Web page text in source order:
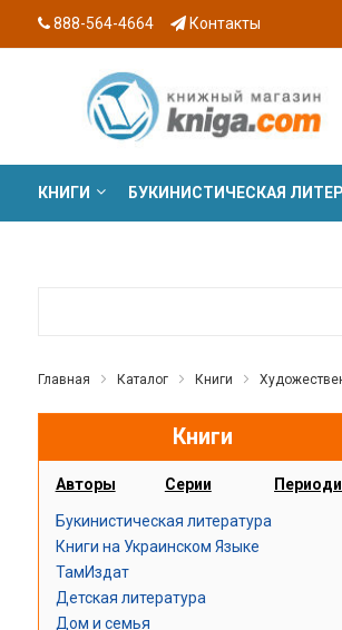
888-564-4664 Контакты
КНИГИ БУКИНИСТИЧЕСКАЯ
Главная Каталог Книги
Книги
Авторы Серии
Букинистическая литература
Книги на Украинском Языке
ТамИздат
Детская литература
Дом и семья